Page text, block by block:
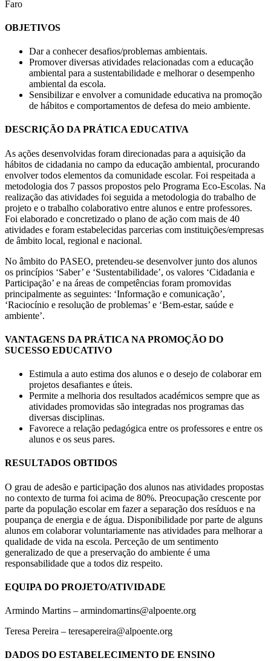
Faro
OBJETIVOS
Dar a conhecer desafios/problemas ambientais.
Promover diversas atividades relacionadas com a educação
ambiental para a sustentabilidade e melhorar o desempenho
ambiental da escola.
Sensibilizar e envolver a comunidade educativa na promoção
de hábitos e comportamentos de defesa do meio ambiente.
DESCRIÇÃO DA PRÁTICA EDUCATIVA
As ações desenvolvidas foram direcionadas para a aquisição da
hábitos de cidadania no campo da educação ambiental, procurando
envolver todos elementos da comunidade escolar. Foi respeitada a
metodologia dos 7 passos propostos pelo Programa Eco-Escolas. Na
realização das atividades foi seguida a metodologia do trabalho de
projeto e o trabalho colaborativo entre alunos e entre professores.
Foi elaborado e concretizado o plano de ação com mais de 40
atividades e foram estabelecidas parcerias com instituições/empresas
de âmbito local, regional e nacional.
No âmbito do PASEO, pretendeu-se desenvolver junto dos alunos
os princípios ‘Saber’ e ‘Sustentabilidade’, os valores ‘Cidadania e
Participação’ e na áreas de competências foram promovidas
principalmente as seguintes: ‘Informação e comunicação’,
‘Raciocínio e resolução de problemas’ e ‘Bem-estar, saúde e
ambiente’.
VANTAGENS DA PRÁTICA NA PROMOÇÃO DO
SUCESSO EDUCATIVO
Estimula a auto estima dos alunos e o desejo de colaborar em
projetos desafiantes e úteis.
Permite a melhoria dos resultados académicos sempre que as
atividades promovidas são integradas nos programas das
diversas disciplinas.
Favorece a relação pedagógica entre os professores e entre os
alunos e os seus pares.
RESULTADOS OBTIDOS
O grau de adesão e participação dos alunos nas atividades propostas
no contexto de turma foi acima de 80%. Preocupação crescente por
parte da população escolar em fazer a separação dos resíduos e na
poupança de energia e de água. Disponibilidade por parte de alguns
alunos em colaborar voluntariamente nas atividades para melhorar a
qualidade de vida na escola. Perceção de um sentimento
generalizado de que a preservação do ambiente é uma
responsabilidade que a todos diz respeito.
EQUIPA DO PROJETO/ATIVIDADE
Armindo Martins – armindomartins@alpoente.org
Teresa Pereira – teresapereira@alpoente.org
DADOS DO ESTABELECIMENTO DE ENSINO